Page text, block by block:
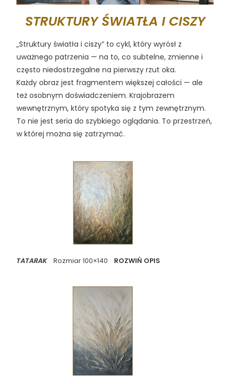
STRUKTURY ŚWIATŁA I CISZY
„Struktury światła i ciszy” to cykl, który wyrósł z
uważnego patrzenia — na to, co subtelne, zmienne i
często niedostrzegalne na pierwszy rzut oka.
Każdy obraz jest fragmentem większej całości — ale
też osobnym doświadczeniem. Krajobrazem
wewnętrznym, który spotyka się z tym zewnętrznym.
To nie jest seria do szybkiego oglądania. To przestrzeń,
w której można się zatrzymać.
TATARAKRozmiar 100×140 ROZWIŃ OPIS